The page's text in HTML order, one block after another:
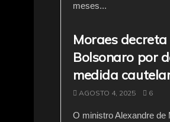
meses...
Moraes
Bolsonaro por
medida
AGOSTO 4, 2025 6
O ministro Alexandre de